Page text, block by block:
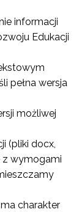
informacji
Edukacji
pełna wersja
możliwej
(pliki docx,
wymogami
charakter